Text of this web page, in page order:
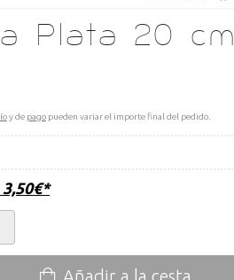
Plata 20 cm
y de pago pueden variar el importe final del pedido.
3,50€*
Añadir a la cesta